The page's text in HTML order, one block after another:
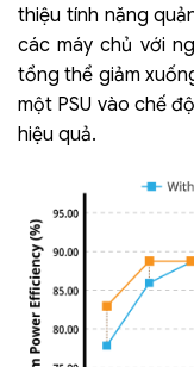
thiệu tính năng
các máy chủ với
tổng thể giảm
một PSU vào chế
hiệu quả.